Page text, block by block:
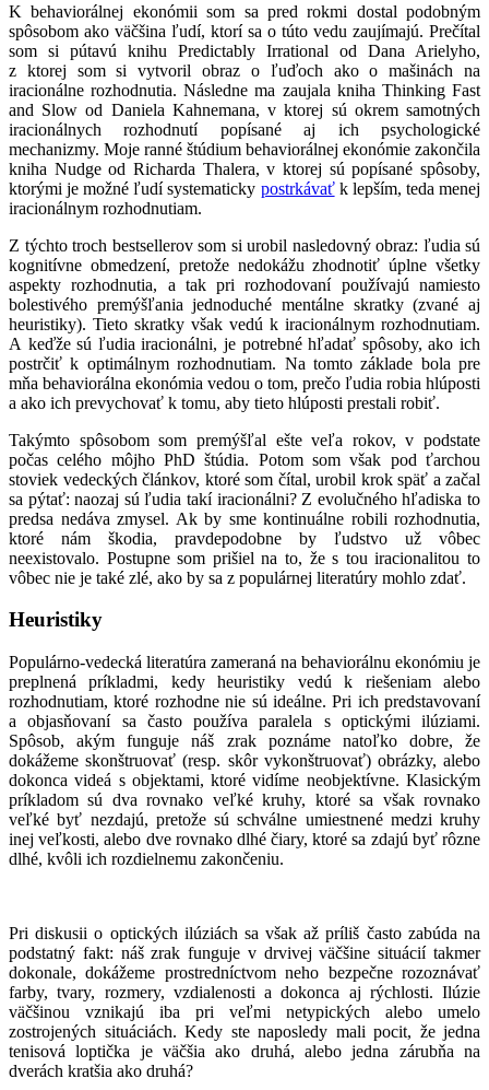
K behaviorálnej ekonómii som sa pred rokmi dostal podobným
spôsobom ako väčšina ľudí, ktorí sa o túto vedu zaujímajú. Prečítal
som si pútavú knihu Predictably Irrational od Dana Arielyho,
z ktorej som si vytvoril obraz o ľuďoch ako o mašinách na
iracionálne rozhodnutia. Následne ma zaujala kniha Thinking Fast
and Slow od Daniela Kahnemana, v ktorej sú okrem samotných
iracionálnych rozhodnutí popísané aj ich psychologické
mechanizmy. Moje ranné štúdium behaviorálnej ekonómie zakončila
kniha Nudge od Richarda Thalera, v ktorej sú popísané spôsoby,
ktorými je možné ľudí systematicky postrkávaťk lepším, teda menej
iracionálnym rozhodnutiam.
Z týchto troch bestsellerov som si urobil nasledovný obraz: ľudia sú
kognitívne obmedzení, pretože nedokážu zhodnotiť úplne všetky
aspekty rozhodnutia, a tak pri rozhodovaní používajú namiesto
bolestivého premýšľania jednoduché mentálne skratky (zvané aj
heuristiky). Tieto skratky však vedú k iracionálnym rozhodnutiam.
A keďže sú ľudia iracionálni, je potrebné hľadať spôsoby, ako ich
postrčiť k optimálnym rozhodnutiam. Na tomto základe bola pre
mňa behaviorálna ekonómia vedou o tom, prečo ľudia robia hlúposti
a ako ich prevychovať k tomu, aby tieto hlúposti prestali robiť.
Takýmto spôsobom som premýšľal ešte veľa rokov, v podstate
počas celého môjho PhD štúdia. Potom som však pod ťarchou
stoviek vedeckých článkov, ktoré som čítal, urobil krok späť a začal
sa pýtať: naozaj sú ľudia takí iracionálni? Z evolučného hľadiska to
predsa nedáva zmysel. Ak by sme kontinuálne robili rozhodnutia,
ktoré nám škodia, pravdepodobne by ľudstvo už vôbec
neexistovalo. Postupne som prišiel na to, že s tou iracionalitou to
vôbec nie je také zlé, ako by sa z populárnej literatúry mohlo zdať.
Heuristiky
Populárno-vedecká literatúra zameraná na behaviorálnu ekonómiu je
preplnená príkladmi, kedy heuristiky vedú k riešeniam alebo
rozhodnutiam, ktoré rozhodne nie sú ideálne. Pri ich predstavovaní
a objasňovaní sa často používa paralela s optickými ilúziami.
Spôsob, akým funguje náš zrak poznáme natoľko dobre, že
dokážeme skonštruovať (resp. skôr vykonštruovať) obrázky, alebo
dokonca videá s objektami, ktoré vidíme neobjektívne. Klasickým
príkladom sú dva rovnako veľké kruhy, ktoré sa však rovnako
veľké byť nezdajú, pretože sú schválne umiestnené medzi kruhy
inej veľkosti, alebo dve rovnako dlhé čiary, ktoré sa zdajú byť rôzne
dlhé, kvôli ich rozdielnemu zakončeniu.
Pri diskusii o optických ilúziách sa však až príliš často zabúda na
podstatný fakt: náš zrak funguje v drvivej väčšine situácií takmer
dokonale, dokážeme prostredníctvom neho bezpečne rozoznávať
farby, tvary, rozmery, vzdialenosti a dokonca aj rýchlosti. Ilúzie
väčšinou vznikajú iba pri veľmi netypických alebo umelo
zostrojených situáciách. Kedy ste naposledy mali pocit, že jedna
tenisová loptička je väčšia ako druhá, alebo jedna zárubňa na
dverách kratšia ako druhá?